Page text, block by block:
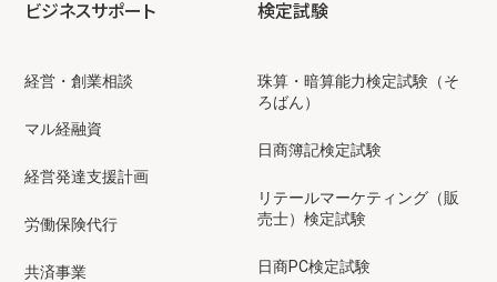
ビジネスサポート
経営・創業相談
マル経融資
経営発達支援計画
労働保険代行
共済事業
検定試験
珠算・暗算能力検定試験（そ
ろばん）
日商簿記検定試験
リテールマーケティング（販
売士）検定試験
日商PC検定試験